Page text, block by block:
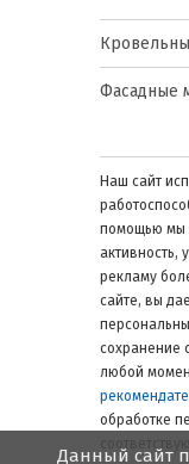
Фасадные
Наш сайт
помощью мы
активность,
рекламу
сайте, вы
сохранение
любой
обработке
Данный сайт